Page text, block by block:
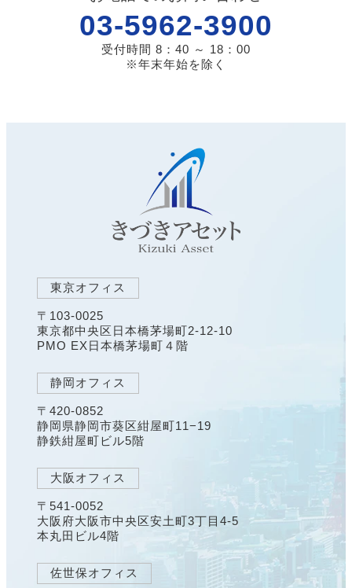
03-5962-3900
受付時間 8：40 ～ 18：00
※年末年始を除く
東京オフィス
〒103-0025
東京都中央区日本橋茅場町2-12-10
PMO EX日本橋茅場町４階
静岡オフィス
〒420-0852
静岡県静岡市葵区紺屋町11−19
静鉄紺屋町ビル5階
大阪オフィス
〒541-0052
大阪府大阪市中央区安土町3丁目4-5
本丸田ビル4階
佐世保オフィス